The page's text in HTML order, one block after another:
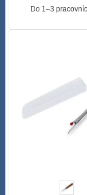
Do 1–3